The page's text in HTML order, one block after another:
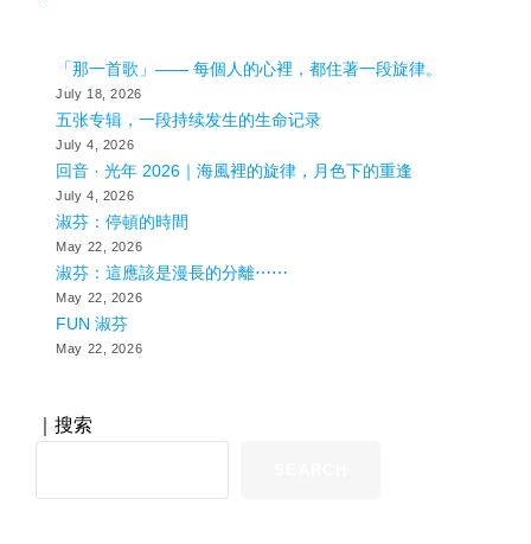
「那一首歌」—— 每個人的心裡，都住著一段旋律。
July 18, 2026
五张专辑，一段持续发生的生命记录
July 4, 2026
回音 · 光年 2026｜海風裡的旋律，月色下的重逢
July 4, 2026
淑芬：停頓的時間
May 22, 2026
淑芬：這應該是漫長的分離⋯⋯
May 22, 2026
FUN 淑芬
May 22, 2026
｜搜索